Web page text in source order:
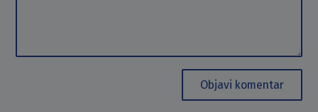
Objavi komentar